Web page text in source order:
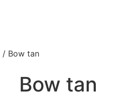
/ Bow tan
Bow tan